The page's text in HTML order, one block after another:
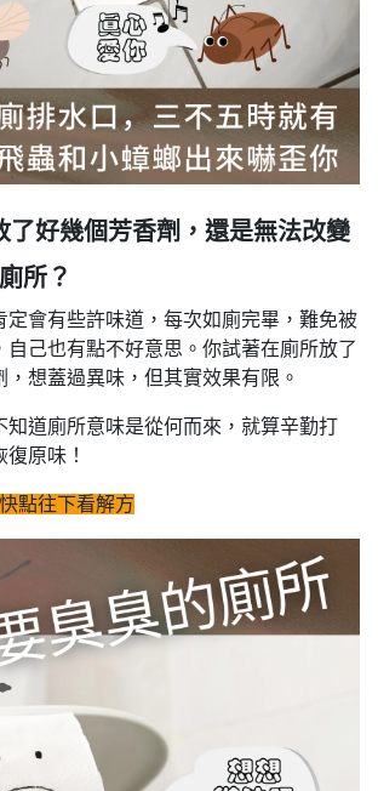
了好幾個芳香劑，還是無法改變
所？
定會有些許味道，每次如廁完畢，難免被
自己也有點不好意思。你試著在廁所放了
想蓋過異味，但其實效果有限。
知道廁所意味是從何而來，就算辛勤打
原味！
點往下看解方